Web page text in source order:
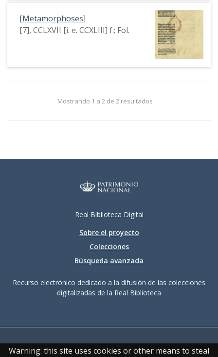
Warning: this site uses cookies or other means to steal
[Metamorphoses]
[7], CCLXVII [i. e. CCXLIII] f.; Fol.
Mostrando 1 a 2 de 2 resultados
Real Biblioteca Digital
Sobre el proyecto
Colecciones
Búsqueda avanzada
Recurso electrónico dedicado a la difusión de las colecciones
digitalizadas de la Real Biblioteca